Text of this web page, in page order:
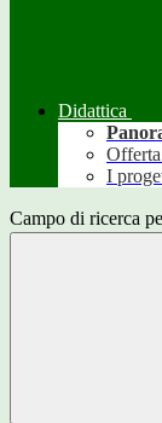
Didattica
I
Campo di ricerca